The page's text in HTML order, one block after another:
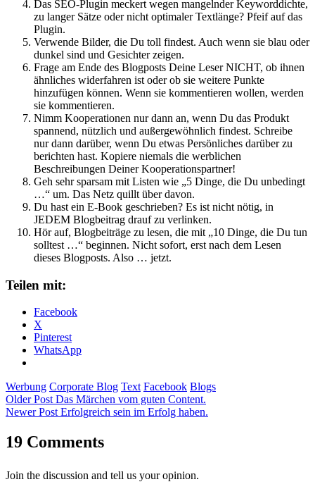
Das SEO-Plugin meckert wegen mangelnder Keyworddichte,
zu langer Sätze oder nicht optimaler Textlänge? Pfeif auf das
Plugin.
Verwende Bilder, die Du toll findest. Auch wenn sie blau oder
dunkel sind und Gesichter zeigen.
Frage am Ende des Blogposts Deine Leser NICHT, ob ihnen
ähnliches widerfahren ist oder ob sie weitere Punkte
hinzufügen können. Wenn sie kommentieren wollen, werden
sie kommentieren.
Nimm Kooperationen nur dann an, wenn Du das Produkt
spannend, nützlich und außergewöhnlich findest. Schreibe
nur dann darüber, wenn Du etwas Persönliches darüber zu
berichten hast. Kopiere niemals die werblichen
Beschreibungen Deiner Kooperationspartner!
Geh sehr sparsam mit Listen wie „5 Dinge, die Du unbedingt
…“ um. Das Netz quillt über davon.
Du hast ein E-Book geschrieben? Es ist nicht nötig, in
JEDEM Blogbeitrag drauf zu verlinken.
Hör auf, Blogbeiträge zu lesen, die mit „10 Dinge, die Du tun
solltest …“ beginnen. Nicht sofort, erst nach dem Lesen
dieses Blogposts. Also … jetzt.
Teilen mit:
Facebook
X
Pinterest
WhatsApp
Werbung Corporate Blog Text Facebook Blogs
Older Post Das Märchen vom guten Content.
Newer Post Erfolgreich sein im Erfolg haben.
19 Comments
Join the discussion and tell us your opinion.